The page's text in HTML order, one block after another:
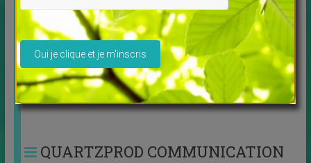
Voilà un livre que je vous recommande particulièrement,
une écriture légére pour dire ce qui est si[…]
Accédez à quelques infos DU
SITE ESPACE SANTE BIEN-ÊTRE
QUARTZPROD COMMUNICATION
Veuillez laisser ce champ vide.